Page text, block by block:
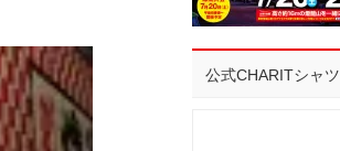
公式CHARITシャツ